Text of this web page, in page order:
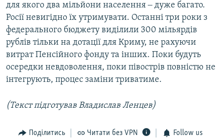
для якого два мільйони населення ‒ дуже багато.
Росії невигідно їх утримувати. Останні три роки з
федерального бюджету виділили 300 мільярдів
рублів тільки на дотації для Криму, не рахуючи
витрат Пенсійного фонду та інших. Поки будуть
осередки невдоволення, поки півострів повністю не
інтегрують, процес заміни триватиме.
(Текст підготував Владислав Ленцев)
Поділитись Читати без VPN Follow us